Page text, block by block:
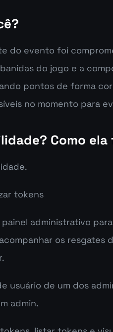
do evento foi
do jogo e a
pontos de forma
no momento para
Como
tokens
administrativo
os resgates
usuário de um dos
admin.